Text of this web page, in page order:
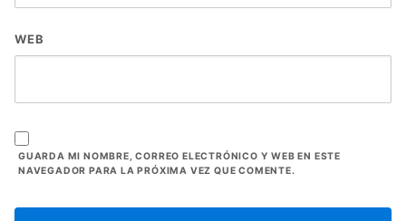
WEB
GUARDA MI NOMBRE, CORREO ELECTRÓNICO Y WEB EN ESTE
NAVEGADOR PARA LA PRÓXIMA VEZ QUE COMENTE.